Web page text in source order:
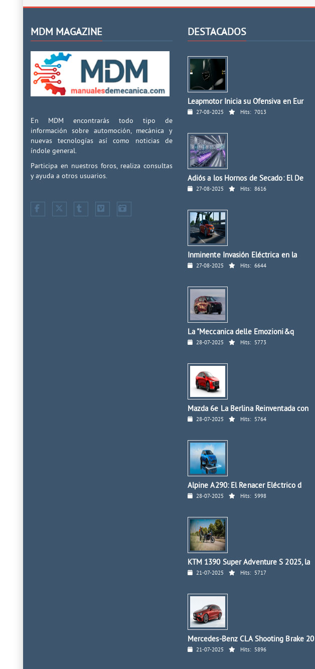
MDM MAGAZINE
En MDM encontrarás todo tipo de
información sobre automoción, mecánica y
nuevas tecnologías así como noticias de
índole general.
Participa en nuestros foros, realiza consultas
y ayuda a otros usuarios.
DESTACADOS
Leapmotor Inicia su Ofensiva en Eur
27-08-2025 Hits: 7013
Adiós a los Hornos de Secado: El De
27-08-2025 Hits: 8616
Inminente Invasión Eléctrica en la
27-08-2025 Hits: 6644
La "Meccanica delle Emozioni&q
28-07-2025 Hits: 5773
Mazda 6e La Berlina Reinventada con
28-07-2025 Hits: 5764
Alpine A290: El Renacer Eléctrico d
28-07-2025 Hits: 5998
KTM 1390 Super Adventure S 2025, la
21-07-2025 Hits: 5717
Mercedes-Benz CLA Shooting Brake 20
21-07-2025 Hits: 5896